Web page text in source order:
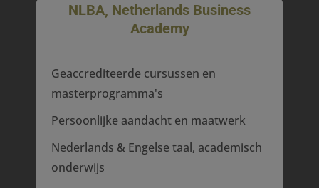
NLBA, Netherlands Business
Academy
Geaccrediteerde cursussen en
masterprogramma's
Persoonlijke aandacht en maatwerk
Nederlands & Engelse taal, academisch
onderwijs